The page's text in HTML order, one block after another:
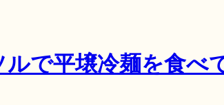
で平壌冷麺を食べ